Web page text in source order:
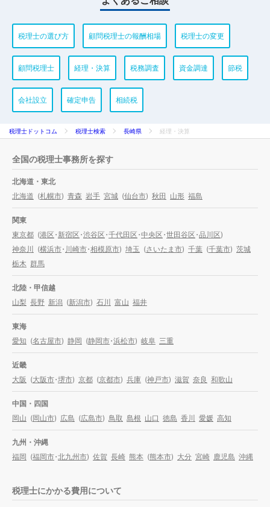
税理士の選び方 顧問税理士の報酬相場 税理士の変更
顧問税理士 経理・決算 税務調査 資金調達 節税
会社設立 確定申告 相続税
税理士ドットコム 税理士検索 長崎県 経理・決算
全国の税理士事務所を探す
北海道・東北
北海道 (札幌市) 青森 岩手 宮城 (仙台市) 秋田 山形 福島
関東
東京都 (港区・新宿区・渋谷区・千代田区・中央区・世田谷区・品川区)
神奈川
(横浜市・川崎市・相模原市) 埼玉 (さいたま市) 千葉 (千葉市) 茨城
栃木 群馬
北陸・甲信越
山梨 長野 新潟 (新潟市) 石川 富山 福井
東海
愛知 (名古屋市) 静岡 (静岡市・浜松市) 岐阜 三重
近畿
大阪 (大阪市・堺市) 京都 (京都市) 兵庫 (神戸市) 滋賀 奈良 和歌山
中国・四国
岡山 (岡山市) 広島 (広島市) 鳥取 島根 山口 徳島 香川 愛媛 高知
九州・沖縄
福岡 (福岡市・北九州市) 佐賀 長崎 熊本 (熊本市) 大分 宮崎 鹿児島 沖縄
税理士にかかる費用について